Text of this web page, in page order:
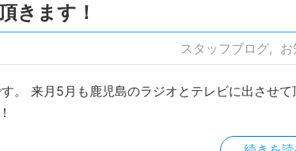
きます！
スタッフブログ お
。 来月5月も鹿児島のラジオとテレビに出させて